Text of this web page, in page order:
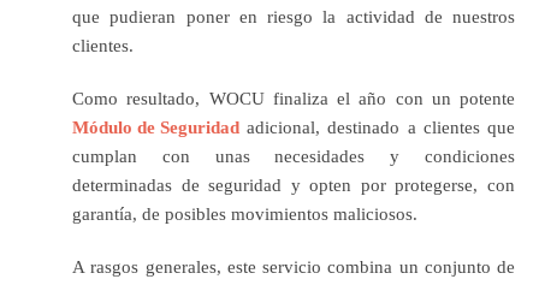
que pudieran poner en riesgo la actividad de nuestros
clientes.
Como resultado, WOCU finaliza el año con un potente
Módulo de Seguridad adicional, destinado a clientes que
cumplan con unas necesidades y condiciones
determinadas de seguridad y opten por protegerse, con
garantía, de posibles movimientos maliciosos.
A rasgos generales, este servicio combina un conjunto de